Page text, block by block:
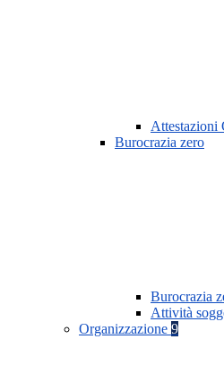
Attestazioni
Burocrazia zero
Burocrazia
Attività
Organizzazione 9